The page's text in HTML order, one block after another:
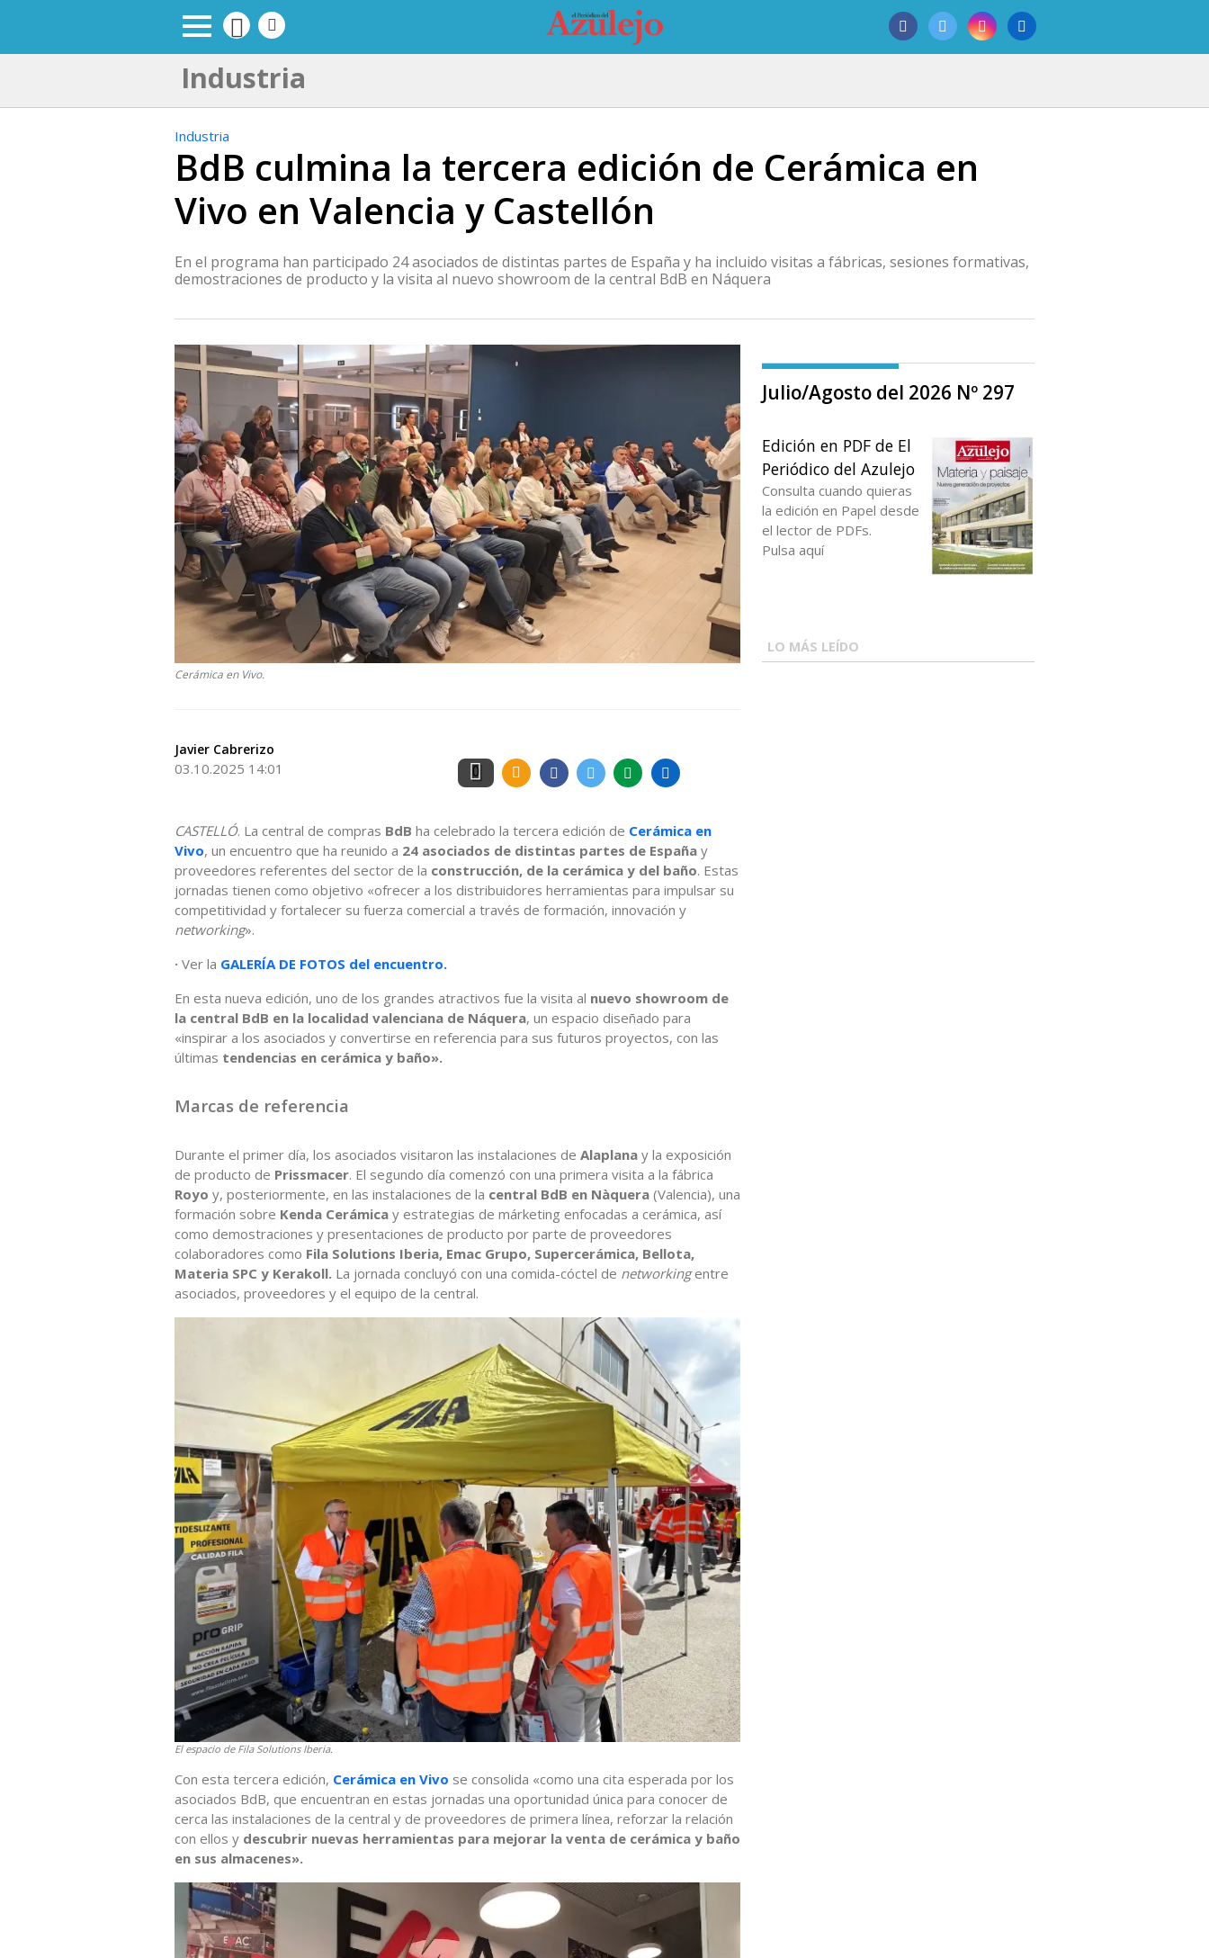
Industria
Industria
BdB culmina la tercera edición de Cerámica en
Vivo en Valencia y Castellón
En el programa han participado 24 asociados de distintas partes de España y ha incluido visitas a fábricas, sesiones formativas,
demostraciones de producto y la visita al nuevo showroom de la central BdB en Náquera
Cerámica en Vivo.
Javier Cabrerizo
03.10.2025 14:01 0
CASTELLÓ. La central de compras BdB ha celebrado la tercera edición de Cerámica en
Vivo, un encuentro que ha reunido a 24 asociados de distintas partes de España y
proveedores referentes del sector de la construcción, de la cerámica y del baño. Estas
jornadas tienen como objetivo «ofrecer a los distribuidores herramientas para impulsar su
competitividad y fortalecer su fuerza comercial a través de formación, innovación y
networking».
· Ver la GALERÍA DE FOTOS del encuentro.
En esta nueva edición, uno de los grandes atractivos fue la visita al nuevo showroom de
la central BdB en la localidad valenciana de Náquera, un espacio diseñado para
«inspirar a los asociados y convertirse en referencia para sus futuros proyectos, con las
últimas tendencias en cerámica y baño».
Marcas de referencia
Durante el primer día, los asociados visitaron las instalaciones de Alaplana y la exposición
de producto de Prissmacer. El segundo día comenzó con una primera visita a la fábrica
Royo y, posteriormente, en las instalaciones de la central BdB en Nàquera (Valencia), una
formación sobre Kenda Cerámica y estrategias de márketing enfocadas a cerámica, así
como demostraciones y presentaciones de producto por parte de proveedores
colaboradores como Fila Solutions Iberia, Emac Grupo, Supercerámica, Bellota,
Materia SPC y Kerakoll. La jornada concluyó con una comida-cóctel de networkingentre
asociados, proveedores y el equipo de la central.
El espacio de Fila Solutions Iberia.
Con esta tercera edición, Cerámica en Vivo se consolida «como una cita esperada por los
asociados BdB, que encuentran en estas jornadas una oportunidad única para conocer de
cerca las instalaciones de la central y de proveedores de primera línea, reforzar la relación
con ellos y descubrir nuevas herramientas para mejorar la venta de cerámica y baño
en sus almacenes».
Julio/Agosto del 2026 Nº 297
Edición en PDF de El
Periódico del Azulejo
Consulta cuando quieras
la edición en Papel desde
el lector de PDFs.
Pulsa aquí
LO MÁS LEÍDO